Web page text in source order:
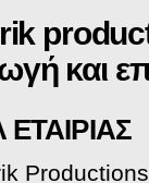
και
Productions